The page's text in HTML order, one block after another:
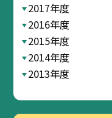
2017年度
2016年度
2015年度
2014年度
2013年度